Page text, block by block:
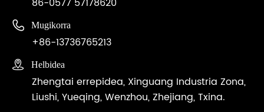
 Mugikorra
+86-13736765213
 Helbidea
Zhengtai errepidea, Xinguang Industria Zona,
Liushi, Yueqing, Wenzhou, Zhejiang, Txina.